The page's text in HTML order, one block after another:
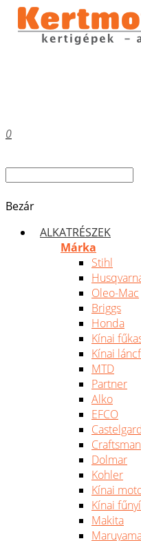
0
Bezár
ALKATRÉSZEK
Márka
Stihl
Oleo-Mac
Briggs
Honda
Kínai
Kínai
MTD
Partner
Alko
EFCO
Craftsman
Dolmar
Kohler
Kínai
Kínai
Makita